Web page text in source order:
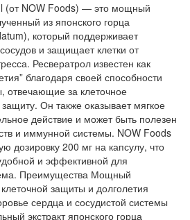
(от NOW Foods) — это мощный
из японского горца
который поддерживает
и защищает клетки от
Ресвератрол известен как
благодаря своей способности
отвечающие за клеточное
Он также оказывает мягкое
действие и может быть полезен
и иммунной системы. NOW Foods
дозировку 200 мг на капсулу, что
и эффективной для
Преимущества Мощный
защиты и долголетия
сердца и сосудистой системы
экстракт японского горца